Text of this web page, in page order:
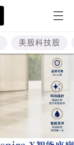
美股科技股